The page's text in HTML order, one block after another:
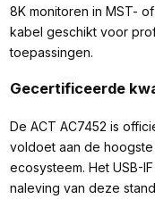
8K monitoren in MST-
kabel geschikt voor
toepassingen.
Gecertificeerde
De ACT AC7452 is
voldoet aan de
ecosysteem. Het USB-
naleving van deze